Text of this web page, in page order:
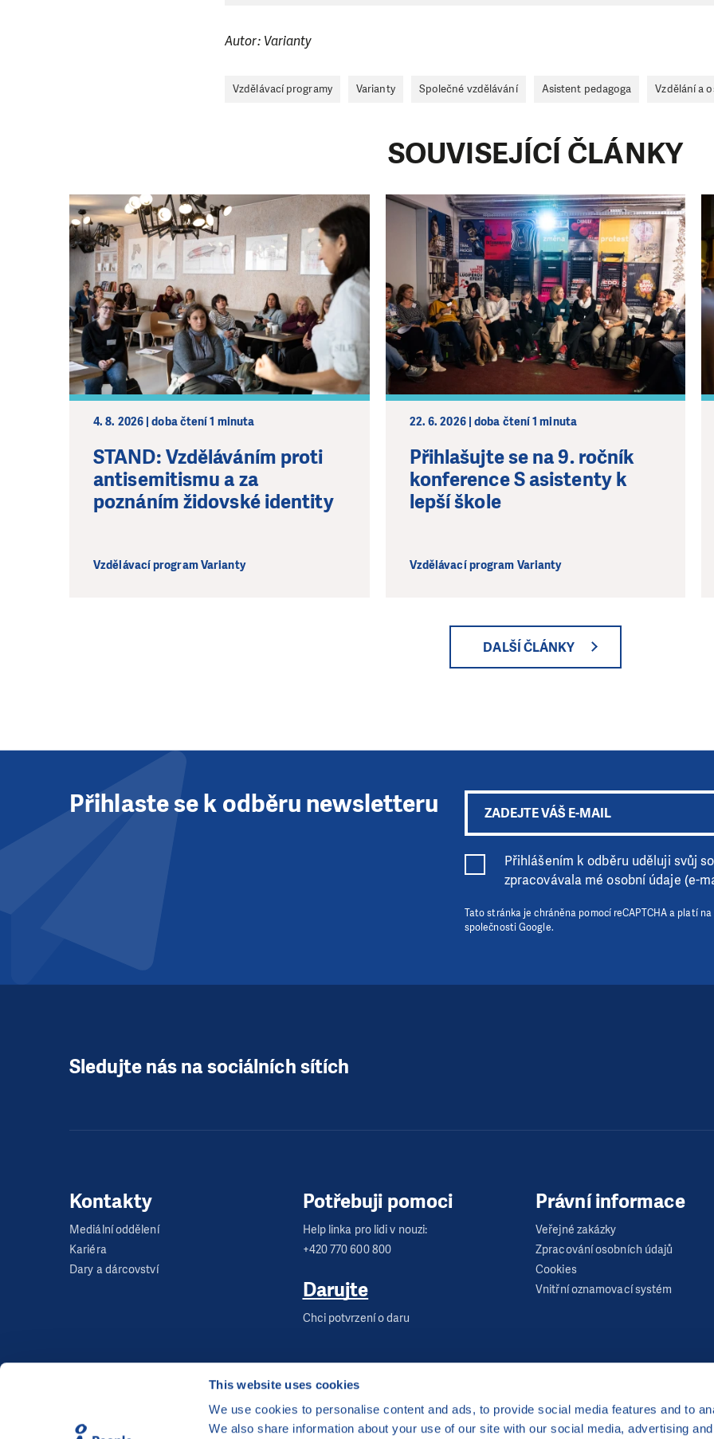
This website uses cookies
We use cookies to personalise content and ads, to provide social media features and to
We also share information about your use of our site with our social media, advertising
Autor: Varianty
Vzdělávací programy Varianty Společné vzdělávání Asistent pedagoga Vzdělání a
SOUVISEJÍCÍ ČLÁNKY
4. 8. 2026 | doba čtení 1 minuta
STAND: Vzděláváním proti
antisemitismu a za
poznáním židovské identity
Vzdělávací program Varianty
22. 6. 2026 | doba čtení 1 minuta
Přihlašujte se na 9. ročník
konference S asistenty k
lepší škole
Vzdělávací program Varianty
DALŠÍ ČLÁNKY
rozhodnete pomoci jedním darem nebo se stanete pravidelným dárcem
Přihlaste se k odběru newsletteru
Přihlášením k odběru uděluji svůj
zpracovávala mé osobní údaje (e-
Tato stránka je chráněna pomocí reCAPTCHA a platí
společnosti Google.
Sledujte nás na sociálních sítích
Kontakty
Mediální oddělení
Kariéra
Dary a dárcovství
Potřebuji pomoci
Help linka pro lidi v nouzi:
+420 770 600 800
Darujte
Chci potvrzení o daru
Právní informace
Veřejné zakázky
Zpracování osobních údajů
Cookies
Vnitřní oznamovací systém